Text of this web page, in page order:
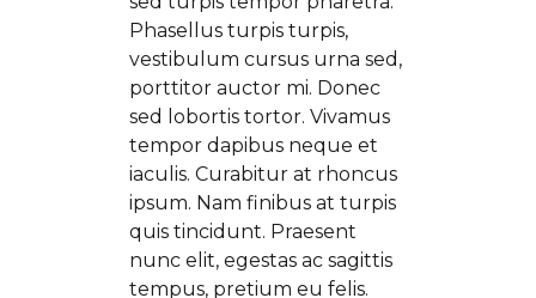
Phasellus turpis turpis,
vestibulum cursus urna sed,
porttitor auctor mi. Donec
sed lobortis tortor. Vivamus
tempor dapibus neque et
iaculis. Curabitur at rhoncus
ipsum. Nam finibus at turpis
quis tincidunt. Praesent
nunc elit, egestas ac sagittis
tempus, pretium eu felis.